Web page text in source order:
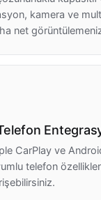
kamera ve
net
CarPlay ve
telefon